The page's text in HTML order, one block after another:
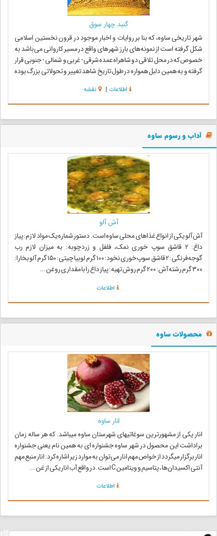
گنبد چهار سوق
شهر تاریخی ساوه، که بنا بر روایات و اخبار موجود در قرون نخستین اسلامی
شکل گرفته است از نمونه‌های بارز شهرهای واقع در مسیر کاروانی می‌باشد به
خصوص که در محل تلاقی دو شاهراه عمده شرقی- غربی و شمالی - جنوبی قرار
گرفته و به همین دلبل همواره در طول تاریخ شاهد تغییر و تحولاتی بزرگ بوده
اطلاعات | نقشه
آداب و رسوم ساوه
آش آلو
آش آلو یکی از انواع غذاهای محلی ساوه است. دستور شماره یک مواد لازم: پیاز
داغ: ۲ قاشق سوپ خوری نمک، فلفل و زردچوبه: به میزان لازم رب
گوجه‌فرنگی: ۲ قاشق سوپ‌خوری نخود: ۱۰۰ گرم لوبیا چیتی: ۱۵۰ گرم آلو بخارا:
۳۰۰ گرم رشته آش: ۲۰۰ گرم روش تهیه: پیاز داغ را با مقداری روغن ...
اطلاعات
محصولات ساوه
انار ساوه
انار یکی از مشهورترین سوغاتیهای شهرستان ساوه میباشد. که هر ساله زمان
براداشت این محصول در شهر ساوه جشنواره ای به همین نام یعنی جشنواره
انار برگزار میگردد از خواص مهم انار می‌توان به موارد زیر اشاره کرد: انار منبع مهم
آنتی اکسیدان‌ها ، پتاسیم و ویتامین C است. در واقع آب انار یکی از غن...
اطلاعات